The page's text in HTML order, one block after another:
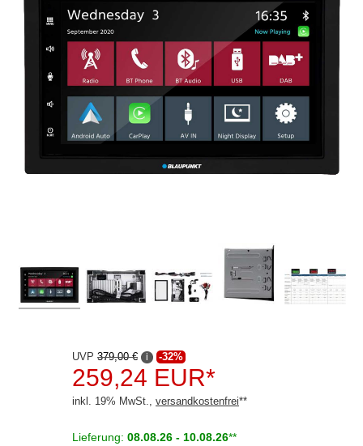
ESX
JVC
Kenwood
Kienzle
Pioneer
KfZ-spezifisch
Dashcams
Freisprechanlagen
Lautsprecher
UVP 379,00 € i -32%
259,24 EUR*
inkl. 19% MwSt., versandkostenfrei**
Lieferung: 08.08.26 - 10.08.26**